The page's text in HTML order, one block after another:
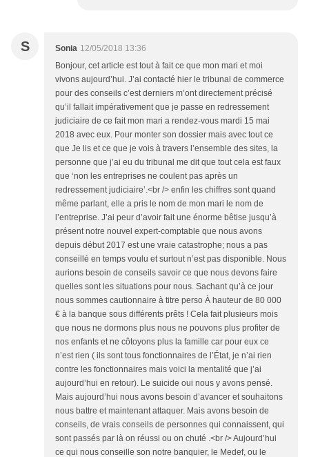
S Sonia 12/05/2018 13:36
Bonjour, cet article est tout à fait ce que mon mari et moi
vivons aujourd’hui. J’ai contacté hier le tribunal de commerce
pour des conseils c’est derniers m’ont directement précisé
qu’il fallait impérativement que je passe en redressement
judiciaire de ce fait mon mari a rendez-vous mardi 15 mai
2018 avec eux. Pour monter son dossier mais avec tout ce
que Je lis et ce que je vois à travers l’ensemble des sites, la
personne que j’ai eu du tribunal me dit que tout cela est faux
que ‘non les entreprises ne coulent pas après un
redressement judiciaire’.<br /> enfin les chiffres sont quand
même parlant, elle a pris le nom de mon mari le nom de
l’entreprise. J’ai peur d’avoir fait une énorme bêtise jusqu’à
présent notre nouvel expert-comptable que nous avons
depuis début 2017 est une vraie catastrophe; nous a pas
conseillé en temps voulu et surtout n’est pas disponible. Nous
aurions besoin de conseils savoir ce que nous devons faire
quelles sont les situations pour nous. Sachant qu’à ce jour
nous sommes cautionnaire à titre perso À hauteur de 80 000
€ à la banque sous différents prêts ! Cela fait plusieurs mois
que nous ne dormons plus nous ne pouvons plus profiter de
nos enfants et ne côtoyons plus la famille car pour eux ce
n’est rien ( ils sont tous fonctionnaires de l’État, je n’ai rien
contre les fonctionnaires mais voici la mentalité que j’ai
aujourd’hui en retour). Le suicide oui nous y avons pensé.
Mais aujourd’hui nous avons besoin d’avancer et souhaitons
nous battre et maintenant attaquer. Mais avons besoin de
conseils, de vrais conseils de personnes qui connaissent, qui
sont passés par là on réussi ou on chuté .<br /> Aujourd’hui
ce qui nous conseille son notre banquier, le Medef, ou le